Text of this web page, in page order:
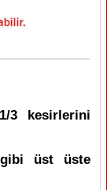
3 kesirlerini
gibi üst üste